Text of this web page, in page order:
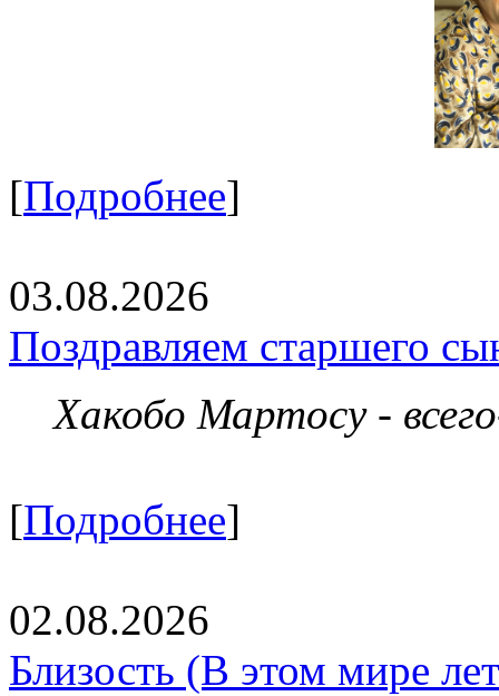
[Подробнее]
03.08.2026
Поздравляем старшего
Хакобо Мартосу -
[Подробнее]
02.08.2026
Близость (В этом мире